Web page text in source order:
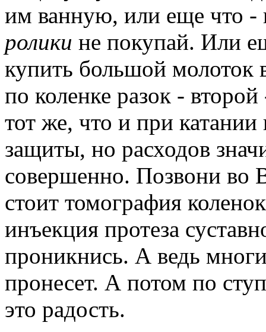
им ванную, или еще что -
ролики не покупай. Или
купить большой молоток
по коленке разок -
тот же, что и при
защиты, но расходов
совершенно. Позвони во
стоит томография
инъекция протеза
проникнись. А ведь
пронесет. А потом по
это радость.